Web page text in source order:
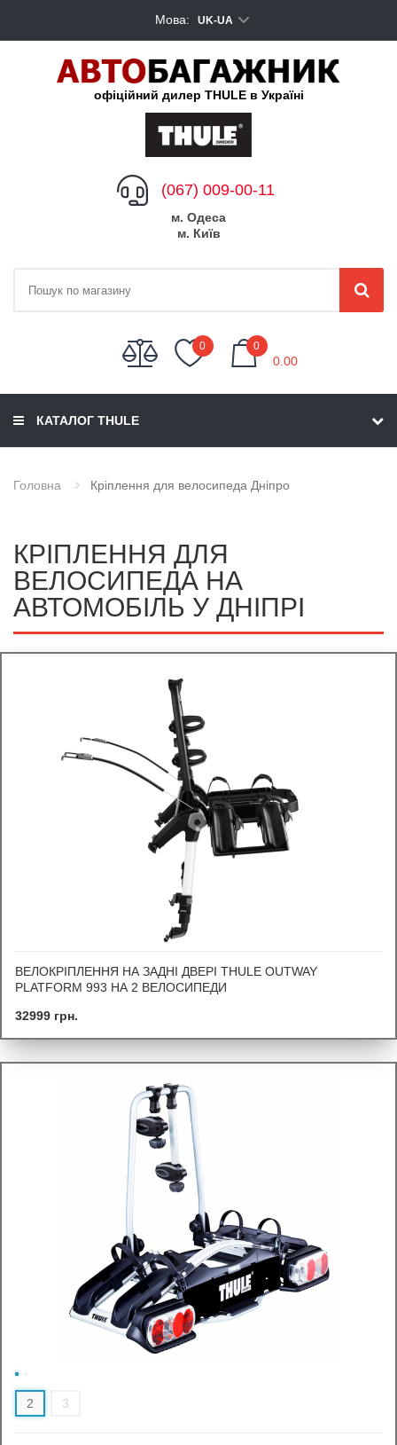
Мова: UK-UA
офіційний дилер THULE в Україні
(067) 009-00-11
м. Одеса
м. Київ
0 0
0.00
КАТАЛОГ THULE
Головна Кріплення для велосипеда Дніпро
КРІПЛЕННЯ ДЛЯ
ВЕЛОСИПЕДА НА
АВТОМОБІЛЬ У ДНІПРІ
ВЕЛОКРІПЛЕННЯ НА ЗАДНІ ДВЕРІ THULE OUTWAY
PLATFORM 993 НА 2 ВЕЛОСИПЕДИ
32999 грн.
2 3